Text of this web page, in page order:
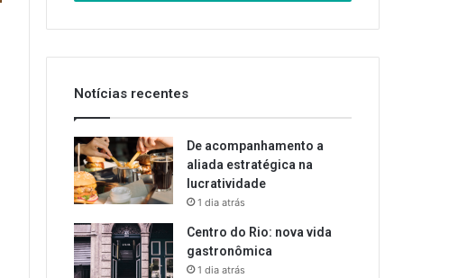
Notícias recentes
De acompanhamento a
aliada estratégica na
lucratividade
1 dia atrás
Centro do Rio: nova vida
gastronômica
1 dia atrás